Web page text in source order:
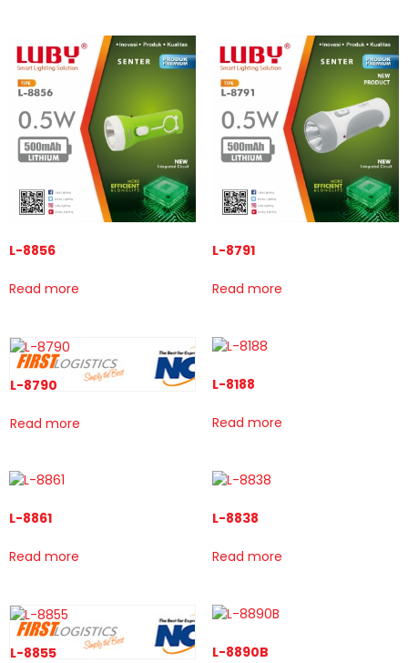
L-8856
Read more
L-8791
Read more
L-8790
Read more
L-8188
Read more
L-8861
Read more
L-8838
Read more
L-8855 L-8890B